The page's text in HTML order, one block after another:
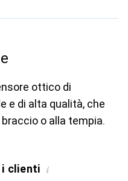
ottico di
e di alta qualità, che
o alla tempia.
i clienti i